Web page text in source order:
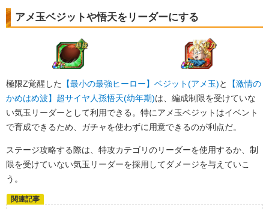
アメ玉ベジットや悟天をリーダーにする
極限Z覚醒した 【最小の最強ヒーロー】ベジット(アメ玉)と
【激情の
かめはめ波】超サイヤ人孫悟天(幼年期)は、編成制限を受けていな
い気玉リーダーとして利用できる。特にアメ玉ベジットはイベント
で育成できるため、ガチャを使わずに用意できるのが利点だ。
ステージ攻略する際は、特攻カテゴリのリーダーを使用するか、制
限を受けていない気玉リーダーを採用してダメージを与えていこ
う。